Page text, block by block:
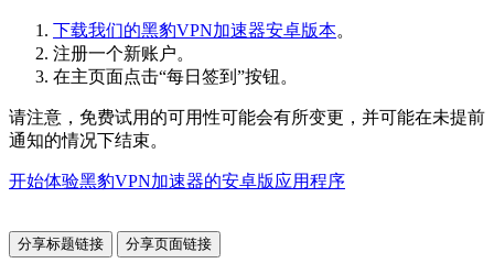
下载我们的黑豹VPN加速器安卓版本。
注册一个新账户。
在主页面点击“每日签到”按钮。
请注意，免费试用的可用性可能会有所变更，并可能在未提前
通知的情况下结束。
开始体验黑豹VPN加速器的安卓版应用程序
分享标题链接 分享页面链接